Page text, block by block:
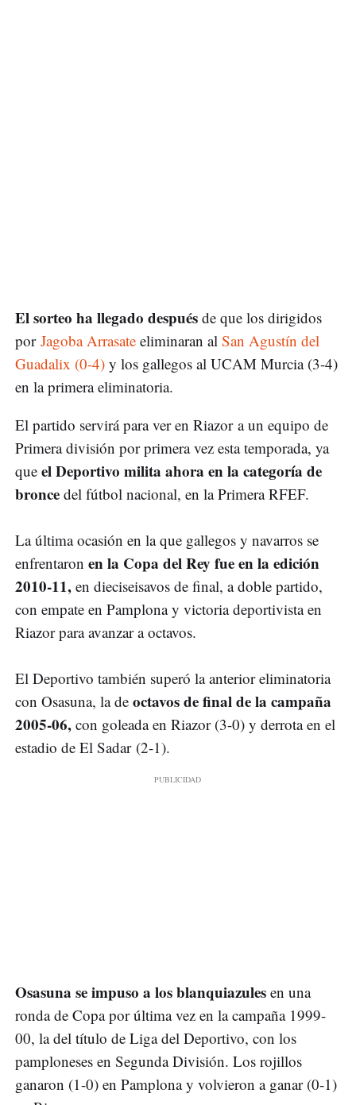
El sorteo ha llegado después de que los dirigidos
porJagoba Arrasate eliminaran al San Agustín del
Guadalix (0-4) y los gallegos al UCAM Murcia (3-4)
en la primera eliminatoria.
El partido servirá para ver en Riazor a un equipo de
Primera división por primera vez esta temporada, ya
que el Deportivo milita ahora en la categoría de
bronce del fútbol nacional, en la Primera RFEF.
La última ocasión en la que gallegos y navarros se
enfrentaron en la Copa del Rey fue en la edición
2010-11, en dieciseisavos de final, a doble partido,
con empate en Pamplona y victoria deportivista en
Riazor para avanzar a octavos.
El Deportivo también superó la anterior eliminatoria
con Osasuna, la de octavos de final de la campaña
2005-06, con goleada en Riazor (3-0) y derrota en el
estadio de El Sadar (2-1).
Osasuna se impuso a los blanquiazules en una
ronda de Copa por última vez en la campaña 1999-
00, la del título de Liga del Deportivo, con los
pamploneses en Segunda División. Los rojillos
ganaron (1-0) en Pamplona y volvieron a ganar (0-1)